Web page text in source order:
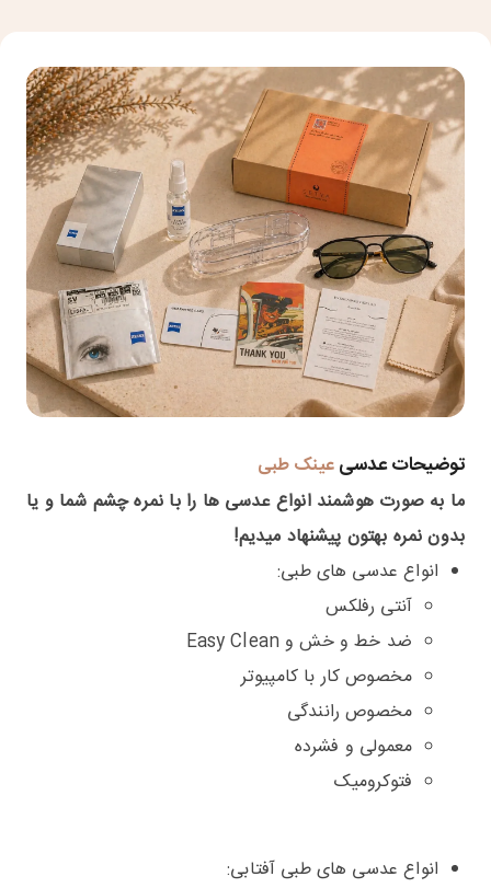
توضیحات عدسی عینک طبی
ما به صورت هوشمند انواع عدسی ها را با نمره چشم شما و یا
بدون نمره بهتون پیشنهاد میدیم!
انواع عدسی های طبی:
آنتی رفلکس
ضد خط و خش و Easy Clean
مخصوص کار با کامپیوتر
مخصوص رانندگی
معمولی و فشرده
فتوکرومیک
انواع عدسی های طبی آفتابی: